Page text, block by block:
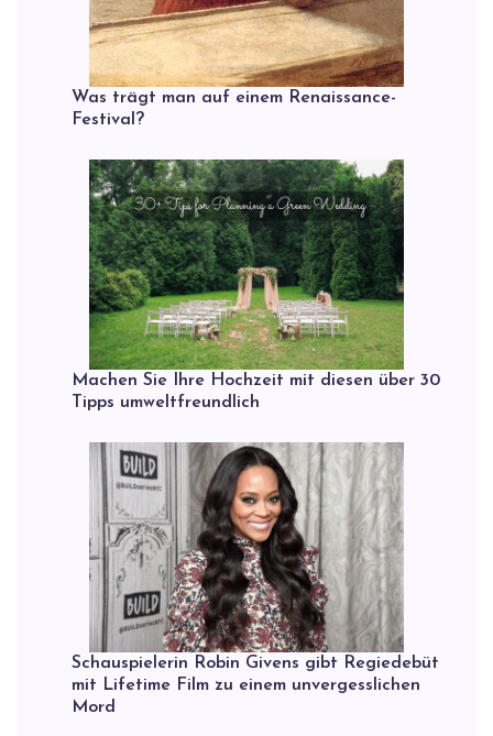
Was trägt man auf einem Renaissance-
Festival?
Machen Sie Ihre Hochzeit mit diesen über 30
Tipps umweltfreundlich
Schauspielerin Robin Givens gibt Regiedebüt
mit Lifetime Film zu einem unvergesslichen
Mord